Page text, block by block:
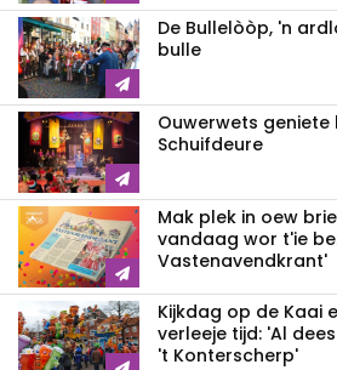
De Bullelòòp, 'n
bulle
Ouwerwets geniete
Schuifdeure
Mak plek in oew
vandaag wor t'ie
Vastenavendkrant'
Kijkdag op de Kaai
verleeje tijd: 'Al
't Konterscherp'